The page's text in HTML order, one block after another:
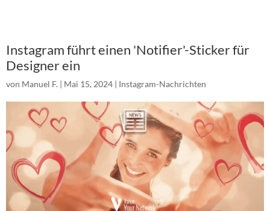
Instagram führt einen 'Notifier'-Sticker für
Designer ein
von Manuel F. | Mai 15, 2024 | Instagram-Nachrichten